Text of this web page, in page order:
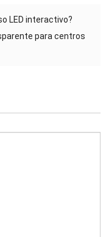
LED interactivo?
para centros